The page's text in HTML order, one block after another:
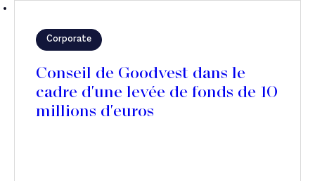
Corporate
Conseil de Goodvest dans le
cadre d'une levée de fonds de 10
millions d'euros